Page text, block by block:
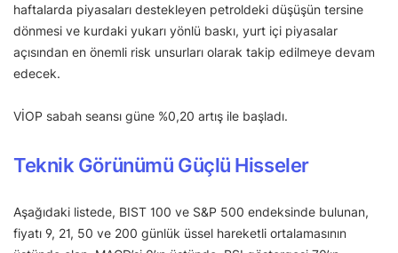
haftalarda piyasaları destekleyen petroldeki düşüşün tersine
dönmesi ve kurdaki yukarı yönlü baskı, yurt içi piyasalar
açısından en önemli risk unsurları olarak takip edilmeye devam
edecek.
VİOP sabah seansı güne %0,20 artış ile başladı.
Teknik Görünümü Güçlü Hisseler
Aşağıdaki listede, BIST 100 ve S&P 500 endeksinde bulunan,
fiyatı 9, 21, 50 ve 200 günlük üssel hareketli ortalamasının